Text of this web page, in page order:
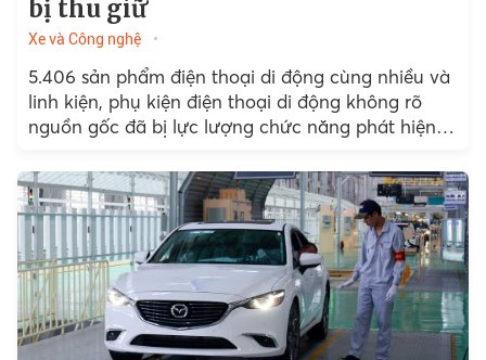
bị thu giữ
Xe và Công nghệ
5.406 sản phẩm điện thoại di động cùng nhiều và
linh kiện, phụ kiện điện thoại di động không rõ
nguồn gốc đã bị lực lượng chức năng phát hiện